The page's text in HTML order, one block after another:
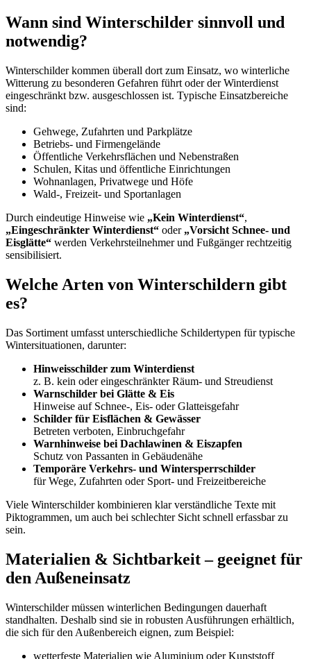
Wann sind Winterschilder sinnvoll und
notwendig?
Winterschilder kommen überall dort zum Einsatz, wo winterliche
Witterung zu besonderen Gefahren führt oder der Winterdienst
eingeschränkt bzw. ausgeschlossen ist. Typische Einsatzbereiche
sind:
Gehwege, Zufahrten und Parkplätze
Betriebs- und Firmengelände
Öffentliche Verkehrsflächen und Nebenstraßen
Schulen, Kitas und öffentliche Einrichtungen
Wohnanlagen, Privatwege und Höfe
Wald-, Freizeit- und Sportanlagen
Durch eindeutige Hinweise wie „Kein Winterdienst“,
„Eingeschränkter Winterdienst“ oder „Vorsicht Schnee- und
Eisglätte“ werden Verkehrsteilnehmer und Fußgänger rechtzeitig
sensibilisiert.
Welche Arten von Winterschildern gibt
es?
Das Sortiment umfasst unterschiedliche Schildertypen für typische
Wintersituationen, darunter:
Hinweisschilder zum Winterdienst
z. B. kein oder eingeschränkter Räum- und Streudienst
Warnschilder bei Glätte & Eis
Hinweise auf Schnee-, Eis- oder Glatteisgefahr
Schilder für Eisflächen & Gewässer
Betreten verboten, Einbruchgefahr
Warnhinweise bei Dachlawinen & Eiszapfen
Schutz von Passanten in Gebäudenähe
Temporäre Verkehrs- und Wintersperrschilder
für Wege, Zufahrten oder Sport- und Freizeitbereiche
Viele Winterschilder kombinieren klar verständliche Texte mit
Piktogrammen, um auch bei schlechter Sicht schnell erfassbar zu
sein.
Materialien & Sichtbarkeit – geeignet für
den Außeneinsatz
Winterschilder müssen winterlichen Bedingungen dauerhaft
standhalten. Deshalb sind sie in robusten Ausführungen erhältlich,
die sich für den Außenbereich eignen, zum Beispiel:
wetterfeste Materialien wie Aluminium oder Kunststoff